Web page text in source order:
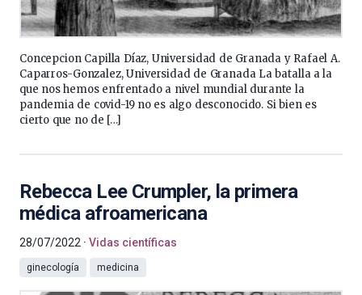
Concepcion Capilla Díaz, Universidad de Granada y Rafael A.
Caparros-Gonzalez, Universidad de Granada La batalla a la
que nos hemos enfrentado a nivel mundial durante la
pandemia de covid-19 no es algo desconocido. Si bien es
cierto que no de […]
Rebecca Lee Crumpler, la primera
médica afroamericana
28/07/2022 Vidas científicas
ginecología medicina